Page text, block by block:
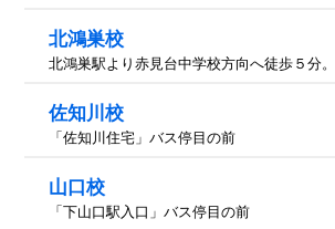
北鴻巣校
北鴻巣駅より赤見台中学校方向へ徒歩５分。
佐知川校
「佐知川住宅」バス停目の前
山口校
「下山口駅入口」バス停目の前